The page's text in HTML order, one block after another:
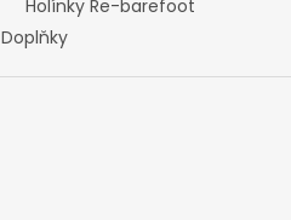
Holínky Re-barefoot
Doplňky